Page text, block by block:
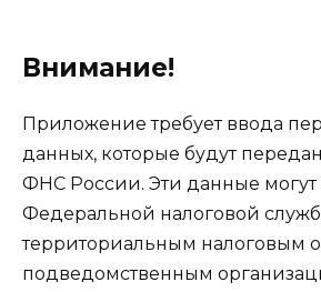
Внимание!
Приложение требует ввода
данных, которые будут
ФНС России. Эти данные
Федеральной налоговой
территориальным налоговым
подведомственным